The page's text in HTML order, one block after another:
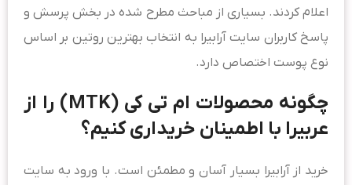
اعلام کردند. بسیاری از مباحث مطرح شده در بخش پرسش و
پاسخ کاربران سایت آرابیرا به انتخاب بهترین روتین بر اساس
نوع پوست اختصاص دارد.
چگونه محصولات ام تی کی (MTK) را از
عربیرا با اطمینان خریداری کنیم؟
خرید از آرابیرا بسیار آسان و مطمئن است. با ورود به سایت